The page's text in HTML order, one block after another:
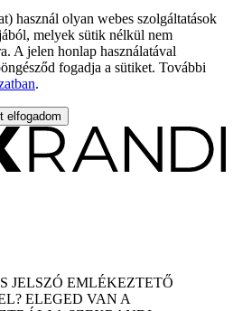
használ olyan webes szolgáltatások
melyek sütik nélkül nem
A jelen honlap használatával
fogadja a sütiket. További
.
elfogadom
JELSZÓ EMLÉKEZTETŐ
ELEGED VAN A